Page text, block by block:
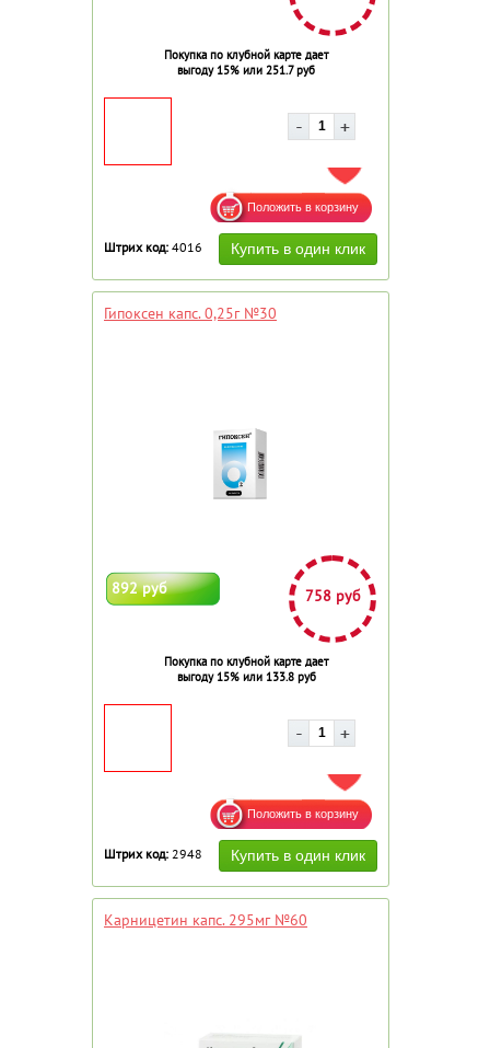
Покупка по клубной карте дает
выгоду 15% или 251.7 руб
ДОБАВИТЬ В ИЗБРАННОЕ
Штрих код: 4016
Гипоксен капс. 0,25г №30
892 руб 758 руб
Покупка по клубной карте дает
выгоду 15% или 133.8 руб
ДОБАВИТЬ В ИЗБРАННОЕ
Штрих код: 2948
Карницетин капс. 295мг №60